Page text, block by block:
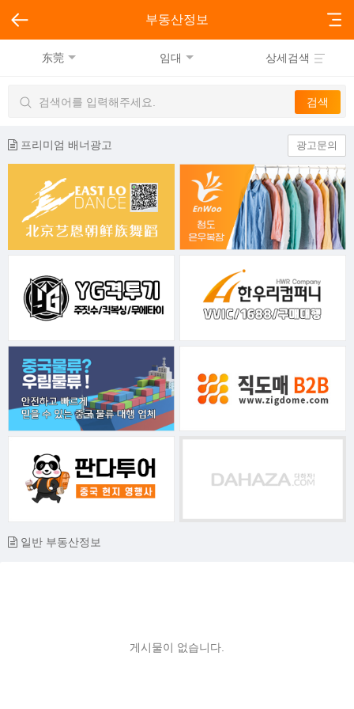
부동산정보
东莞 임대 상세검색
프리미엄 배너광고 광고문의
일반 부동산정보
게시물이 없습니다.